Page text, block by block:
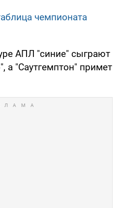
чемпионата
АПЛ "синие" сыграют
а "Саутгемптон" примет